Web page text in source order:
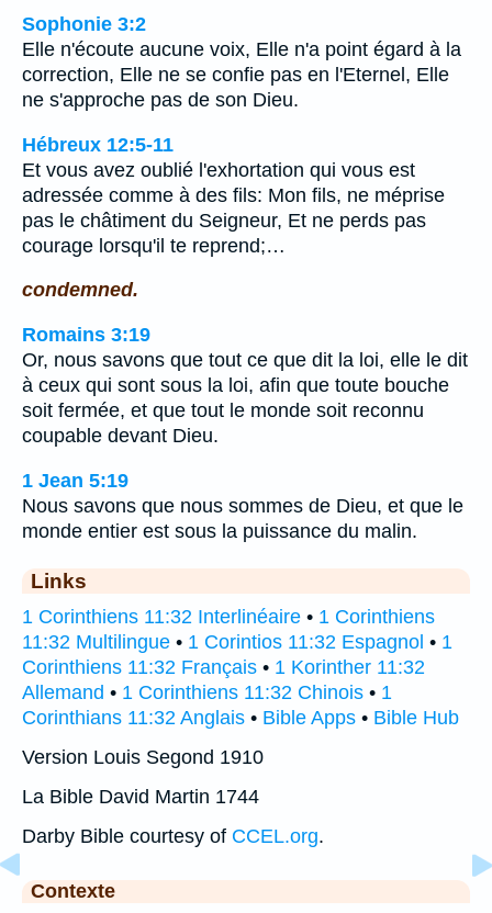
Sophonie 3:2
Elle n'écoute aucune voix, Elle n'a point égard à la
correction, Elle ne se confie pas en l'Eternel, Elle
ne s'approche pas de son Dieu.
Hébreux 12:5-11
Et vous avez oublié l'exhortation qui vous est
adressée comme à des fils: Mon fils, ne méprise
pas le châtiment du Seigneur, Et ne perds pas
courage lorsqu'il te reprend;…
condemned.
Romains 3:19
Or, nous savons que tout ce que dit la loi, elle le dit
à ceux qui sont sous la loi, afin que toute bouche
soit fermée, et que tout le monde soit reconnu
coupable devant Dieu.
1 Jean 5:19
Nous savons que nous sommes de Dieu, et que le
monde entier est sous la puissance du malin.
Links
1 Corinthiens 11:32 Interlinéaire • 1 Corinthiens
11:32 Multilingue • 1 Corintios 11:32 Espagnol • 1
Corinthiens 11:32 Français • 1 Korinther 11:32
Allemand • 1 Corinthiens 11:32 Chinois • 1
Corinthians 11:32 Anglais • Bible Apps • Bible Hub
Version Louis Segond 1910
La Bible David Martin 1744
Darby Bible courtesy of CCEL.org.
Contexte